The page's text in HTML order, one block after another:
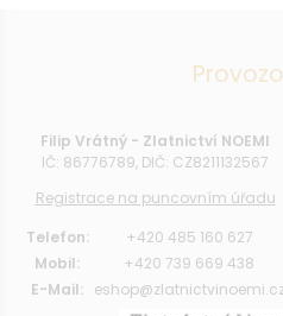
Filip Vrátný - Zlatnictví NOEMI
IČ: 86776789, DIČ: CZ8211132567
Registrace na puncovním úřadu
Telefon:
+420 485 160 627
Mobil:
+420 739 669 438
E-Mail: